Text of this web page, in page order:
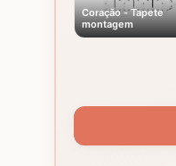
Coração - Tapete
montagem